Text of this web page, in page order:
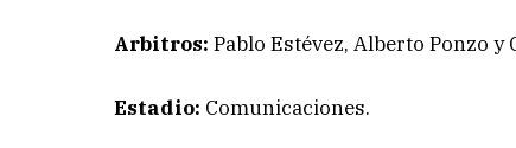
Arbitros: Pablo Estévez, Alberto Ponzo y
Estadio: Comunicaciones.